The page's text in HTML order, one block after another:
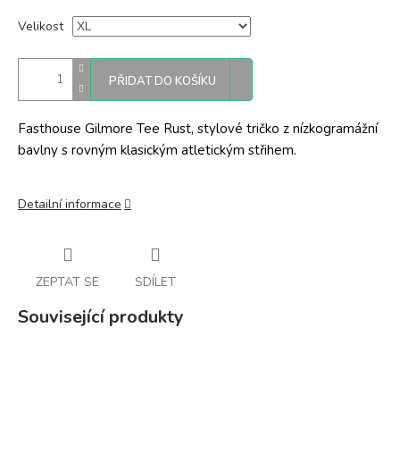
Velikost
PŘIDAT DO KOŠÍKU
Fasthouse Gilmore Tee Rust, stylové tričko z nízkogramážní
bavlny s rovným klasickým atletickým střihem.
Detailní informace
ZEPTAT SE SDÍLET
Související produkty